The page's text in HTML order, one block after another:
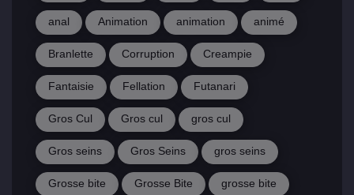
anal Animation animation animé
Branlette Corruption Creampie
Fantaisie Fellation Futanari
Gros Cul Gros cul gros cul
Gros seins Gros Seins gros seins
Grosse bite Grosse Bite grosse bite